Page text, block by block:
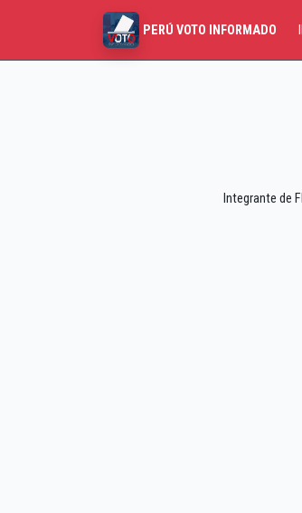
PERÚ VOTO INFORMADO
Integrante de